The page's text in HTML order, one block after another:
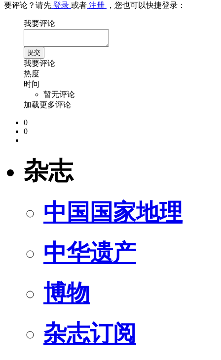
要评论？请先 登录 或者 注册 ，您也可以快捷登录：
我要评论
我要评论
热度
时间
暂无评论
加载更多评论
0
0
杂志
中国国家地理
中华遗产
博物
杂志订阅